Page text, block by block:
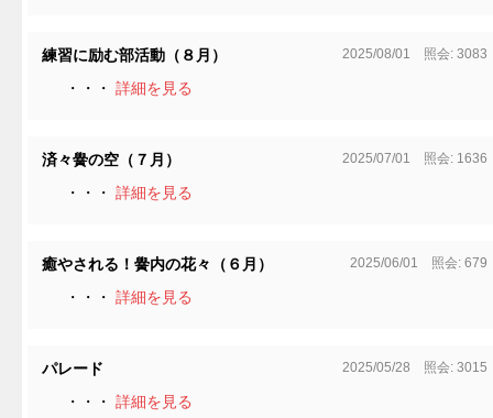
練習に励む部活動（８月） 2025/08/01 照会: 3083
・・・ 詳細を見る
済々黌の空（７月） 2025/07/01 照会: 1636
・・・ 詳細を見る
癒やされる！黌内の花々（６月） 2025/06/01 照会: 679
・・・ 詳細を見る
パレード 2025/05/28 照会: 3015
・・・ 詳細を見る